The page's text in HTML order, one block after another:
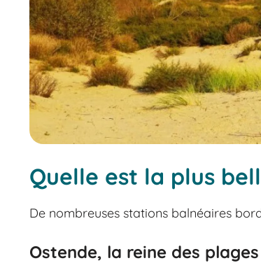
Quelle est la plus
De nombreuses stations balnéaires
Ostende, la reine des